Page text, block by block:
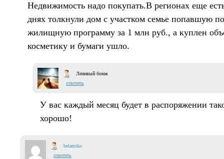
Недвижимость надо покупать.В регионах еще
днях толкнули дом с участком семье попавшую
жилищную программу за 1 млн руб., а куплен
косметику и бумаги ушло.
Ленивый бомж
ответить
У вас каждый месяц будет в распоряжении
хорошо!
belamiko
ответить